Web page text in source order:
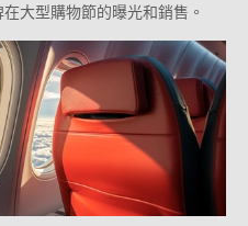
大型購物節的曝光和銷售。